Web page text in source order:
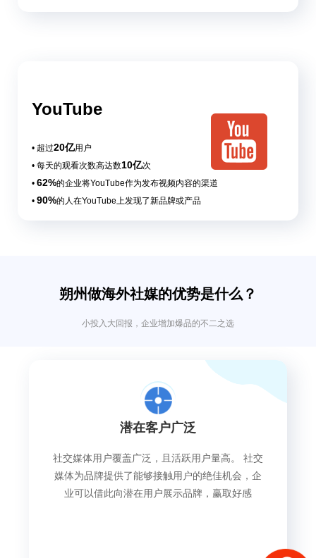
YouTube
• 超过20亿用户
• 每天的观看次数高达数10亿次
•62%的企业将YouTube作为发布视频内容的渠道
•90%的人在YouTube上发现了新品牌或产品
朔州做海外社媒的优势是什么？
小投入大回报，企业增加爆品的不二之选
潜在客户广泛
社交媒体用户覆盖广泛，且活跃用户量高。 社交
媒体为品牌提供了能够接触用户的绝佳机会，企
业可以借此向潜在用户展示品牌，赢取好感